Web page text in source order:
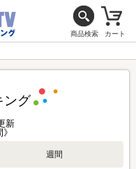
商品検索 カート
ング
新
週間